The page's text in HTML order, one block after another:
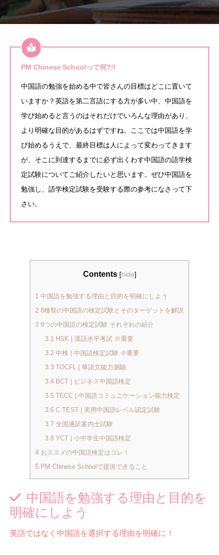
PM Chinese Schoolって何?!!
中国語の勉強を始める中で皆さんの目標はどこに置いて
いますか？英語を第二言語にする方が多い中、中国語を
学び始めると言うのはそれだけでいろんな理由があり、
より明確な目的があるはずですね。ここでは中国語を学
び始めるうえで、最終目標は人によって変わってきます
が、そこに到達するまでに必ず出くわす中国語の語学検
定試験についてご紹介したいと思います。ぜひ中国語を
勉強し、語学検定試験を受験する際の参考になさって下
さい。
Contents [hide]
1 中国語を勉強する理由と目的を明確にしよう
2 8種類の中国語の検定試験とそのターゲットを解説
3 8つの中国語の検定試験 それぞれの紹介
3.1HSK | 漢語水平考試 ※重要
3.2中検 | 中国語検定試験 ※重要
3.3TOCFL | 華語文能力測驗
3.4BCT | ビジネス中国語検定
3.5TECC | 中国語コミュニケーション能力検定
3.6C.TEST | 実用中国語レベル認定試験
3.7全国通訳案内士試験
3.8YCT | 小中学生中国語検定
4 おススメの中国語検定はコレ！
5 PM Chinese Schoolで提供できること
中国語を勉強する理由と目的を
明確にしよう
英語ではなく中国語を選択する理由を明確に！